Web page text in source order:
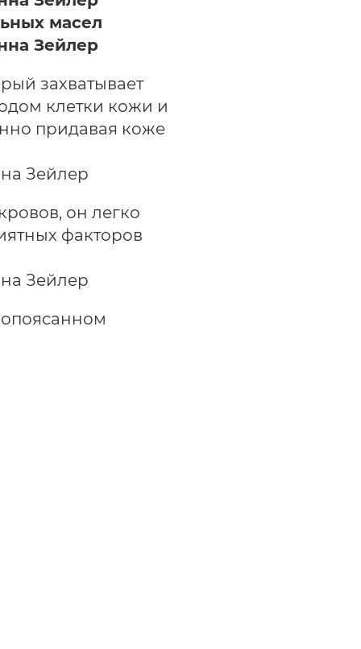
масел
захватывает
клетки кожи и
придавая коже
он легко
факторов
опоясанном